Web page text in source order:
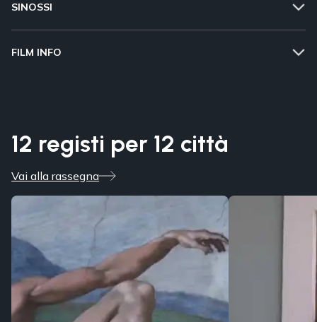
SINOSSI
FILM INFO
12 registi per 12 città
Vai alla rassegna